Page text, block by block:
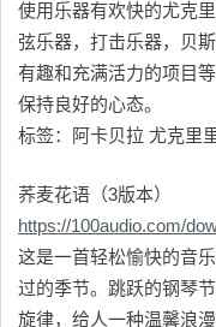
使用乐器有欢快的尤克
弦乐器，打击乐器，贝
有趣和充满活力的项目
保持良好的心态。
标签：阿卡贝拉 尤克里
荞麦花语（3版本）
https://100audio.com/
这是一首轻松愉快的音
过的季节。跳跃的钢琴
旋律，给人一种温馨浪